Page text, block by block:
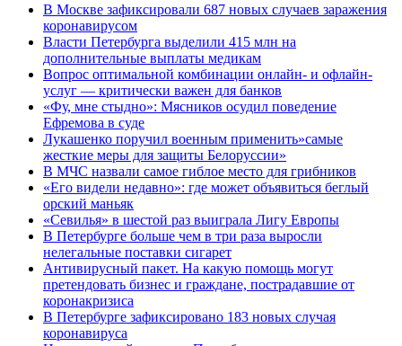
В Москве зафиксировали 687 новых случаев заражения
коронавирусом
Власти Петербурга выделили 415 млн на
дополнительные выплаты медикам
Вопрос оптимальной комбинации онлайн- и офлайн-
услуг — критически важен для банков
«Фу, мне стыдно»: Мясников осудил поведение
Ефремова в суде
Лукашенко поручил военным применить»самые
жесткие меры для защиты Белоруссии»
В МЧС назвали самое гиблое место для грибников
«Его видели недавно»: где может объявиться беглый
орский маньяк
«Севилья» в шестой раз выиграла Лигу Европы
В Петербурге больше чем в три раза выросли
нелегальные поставки сигарет
Антивирусный пакет. На какую помощь могут
претендовать бизнес и граждане, пострадавшие от
коронакризиса
В Петербурге зафиксировано 183 новых случая
коронавируса